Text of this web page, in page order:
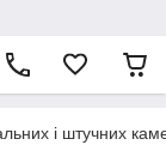
і штучних